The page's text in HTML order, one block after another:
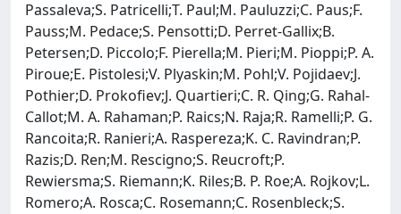
Passaleva;S. Patricelli;T. Paul;M. Pauluzzi;C. Paus;F.
Pauss;M. Pedace;S. Pensotti;D. Perret-Gallix;B.
Petersen;D. Piccolo;F. Pierella;M. Pieri;M. Pioppi;P. A.
Piroue;E. Pistolesi;V. Plyaskin;M. Pohl;V. Pojidaev;J.
Pothier;D. Prokofiev;J. Quartieri;C. R. Qing;G. Rahal-
Callot;M. A. Rahaman;P. Raics;N. Raja;R. Ramelli;P. G.
Rancoita;R. Ranieri;A. Raspereza;K. C. Ravindran;P.
Razis;D. Ren;M. Rescigno;S. Reucroft;P.
Rewiersma;S. Riemann;K. Riles;B. P. Roe;A. Rojkov;L.
Romero;A. Rosca;C. Rosemann;C. Rosenbleck;S.